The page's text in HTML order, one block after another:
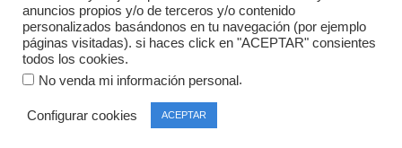
Porsche 232
anuncios propios y/o de terceros y/o contenido
personalizados basándonos en tu navegación (por ejemplo
páginas visitadas). si haces click en "ACEPTAR" consientes
todos los cookies.
No venda mi información personal .
Configurar cookies ACEPTAR